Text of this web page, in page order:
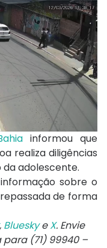
informou que
realiza diligências
adolescente.
sobre o
de forma
, BlueskyeX. Envie
(71) 99940 –